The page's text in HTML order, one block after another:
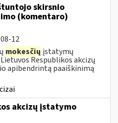
skirsnio
(komentaro)
12
mokesčių įstatymų
Respublikos akcizų
apibendrintą paaiškinimą
akcizų įstatymo